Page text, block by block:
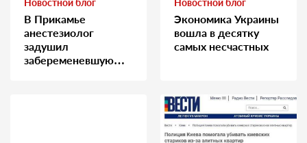
Новостной блог
В Прикамье
анестезиолог
задушил
забеременевшую
Новостной блог
Экономика Украины
вошла в десятку
самых несчастных